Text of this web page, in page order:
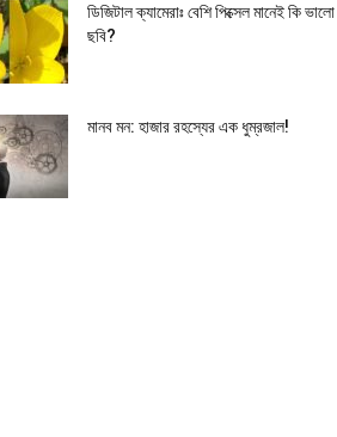
ডিজিটাল ক্যামেরাঃ বেশি পিক্সেল মানেই কি ভালো
ছবি?
মানব মন: হাজার রহস্যের এক ধুম্রজাল!